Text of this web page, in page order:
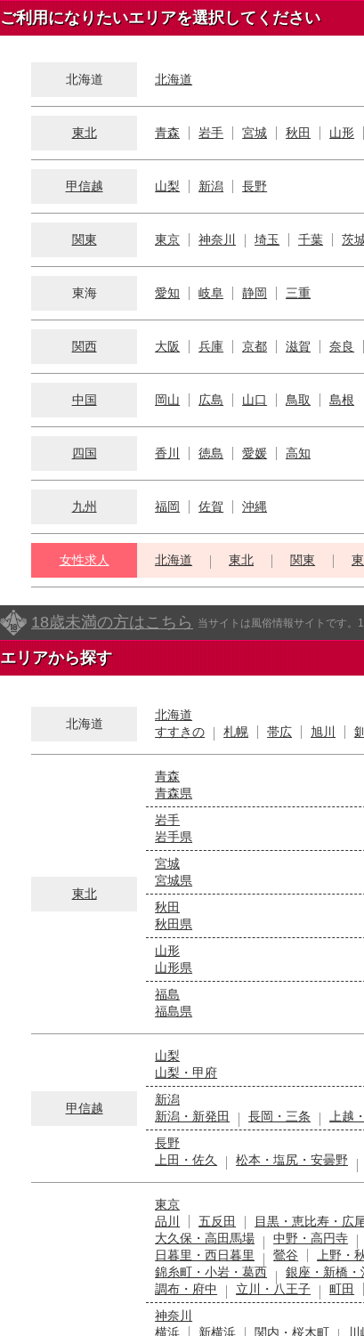
ご利用になりたいエリアを選択してください
北海道 北海道
東北 青森 岩手 宮城 秋田 山形
甲信越 山梨 新潟 長野
関東 東京 神奈川 埼玉 千葉 茨
東海 愛知 岐阜 静岡 三重
関西 大阪 兵庫 京都 滋賀 奈良
中国 岡山 広島 山口 鳥取 島根
四国 香川 徳島 愛媛 高知
九州 福岡 佐賀 沖縄
女性求人 北海道 東北 関東
18歳未満の方はこちら 当サイトは風俗情報サイトです。
エリアから探す
北海道
北海道
すすきの
札幌 帯広 旭川
東北
青森
青森県
岩手
岩手県
宮城
宮城県
秋田
秋田県
山形
山形県
福島
福島県
甲信越
山梨
山梨・甲府
新潟
新潟・新発田
長岡・三条
上越
長野
上田・佐久
松本・塩尻・安曇野
東京
品川
五反田 目黒・恵比寿・広
大久保・高田馬場
中野・高円寺
日暮里・西日暮里
鶯谷 上野・
錦糸町・小岩・葛西
銀座・新橋・
調布・府中
立川・八王子 町田
神奈川
横浜
新横浜 関内・桜木町